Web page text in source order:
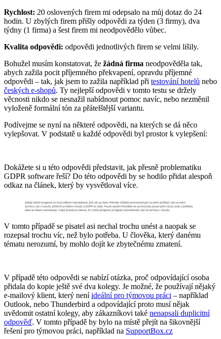
Rychlost: 20 oslovených firem mi odepsalo na můj dotaz do 24
hodin. U zbylých firem přišly odpovědi za týden (3 firmy), dva
týdny (1 firma) a šest firem mi neodpovědělo vůbec.
Kvalita odpovědi: odpovědi jednotlivých firem se velmi lišily.
Bohužel musím konstatovat, že žádná firma neodpověděla tak,
abych zažila pocit příjemného překvapení, opravdu příjemné
odpovědi – tak, jak jsem to zažila například při testování hotelů nebo
českých e-shopů. Ty nejlepší odpovědi v tomto testu se držely
věcnosti nikdo se nesnažil nabídnout pomoc navíc, nebo nezměnil
vyloženě formální tón za přátelštější variantu.
Podívejme se nyní na některé odpovědi, na kterých se dá něco
vylepšovat. V podstatě u každé odpovědi byl prostor k vylepšení:
Dokážete si u této odpovědi představit, jak přesně problematiku
GDPR software řeší? Do této odpovědi by se hodilo přidat alespoň
odkaz na článek, který by vysvětloval více.
V tomto případě se pisatel asi nechal trochu unést a naopak se
rozepsal trochu víc, než bylo potřeba. U člověka, který danému
tématu nerozumí, by mohlo dojít ke zbytečnému zmatení.
V případě této odpovědi se nabízí otázka, proč odpovídající osoba
přidala do kopie ještě své dva kolegy. Je možné, že používají nějaký
e-mailový klient, který neníideální pro týmovou práci – například
Outlook, nebo Thunderbird a odpovídající proto musí nějak
uvědomit ostatní kolegy, aby zákazníkovi také nenapsali duplicitní
odpověď. V tomto případě by bylo na místě přejít na šikovnější
řešení pro týmovou práci, například na SupportBox.cz